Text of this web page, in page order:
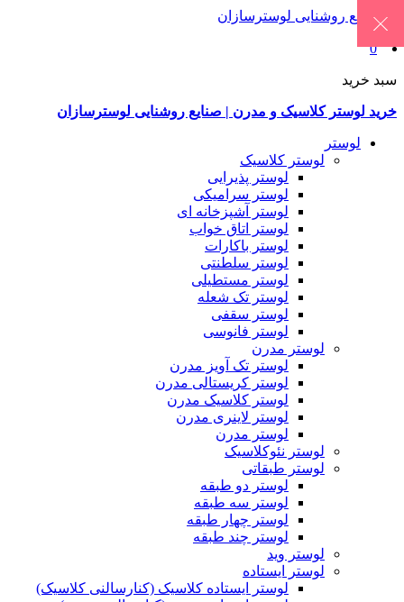
0
سبد خرید
خرید لوستر کلاسیک و مدرن | صنایع روشنایی لوسترسازان
لوستر
لوستر کلاسیک
لوستر پذیرایی
لوستر سرامیکی
لوستر آشپزخانه ای
لوستر اتاق خواب
لوستر باکارات
لوستر سلطنتی
لوستر مستطیلی
لوستر تک شعله
لوستر سقفی
لوستر فانوسی
لوستر مدرن
لوستر تک آویز مدرن
لوستر کریستالی مدرن
لوستر کلاسیک مدرن
لوستر لاینری مدرن
لوستر مدرن
لوستر نئوکلاسیک
لوستر طبقاتی
لوستر دو طبقه
لوستر سه طبقه
لوستر چهار طبقه
لوستر چند طبقه
لوستر وید
لوستر ایستاده
لوستر ایستاده کلاسیک (کنارسالنی کلاسیک)